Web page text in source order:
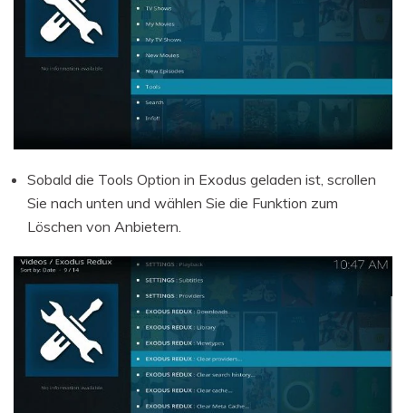
Sobald die Tools Option in Exodus geladen ist, scrollen
Sie nach unten und wählen Sie die Funktion zum
Löschen von Anbietern.